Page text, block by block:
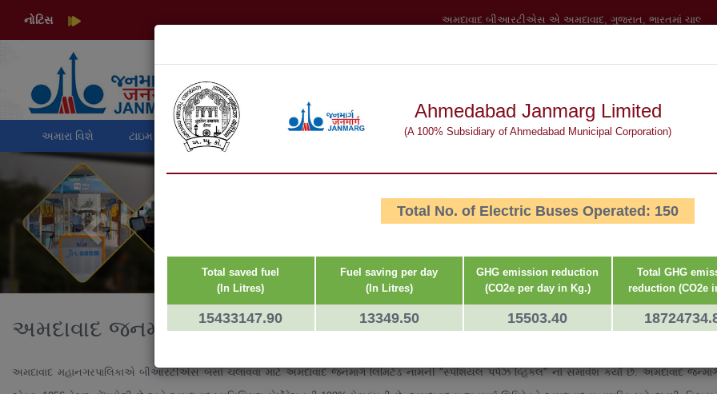
નોટિસ અમદાવાદ બીઆરટીએસ એ અમદાવાદ, ગુજરાત, ભારતમાં ચાલતી
અમારા વિશે ટાઇમ ટેબલ યોજના અપડેટ્સ અમારો સંપર્ક કરો
અમદાવાદ જનમાર્ગ લિમિટેડમાં સ્વાગત છે
અમદાવાદ મહાનગરપાલિકાએ બીઆરટીએસ બસો ચલાવવા માટે અમદાવાદ જનમાર્ગ લિમિટેડ નામની "સ્પેશિયલ પર્પઝ વ્હિકલ" નો સમાવેશ કર્યો છે.અમદાવાદ
Ahmedabad Janmarg Limited
(A 100% Subsidiary of Ahmedabad Municipal Corporation)
Total No. of Electric Buses Operated: 150
Total saved fuel
(In Litres)
15433147.90
Fuel saving per day
(In Litres)
13349.50
GHG emission reduction
(CO2e per day in Kg.)
15503.40
Total GHG
reduction (CO2e